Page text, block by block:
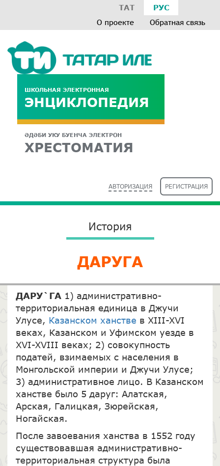
ТАТ РУС
О проекте Обратная связь
ШКОЛЬНАЯ ЭЛЕКТРОННАЯ
ЭНЦИКЛОПЕДИЯ
ӘДӘБИ УКУ БУЕНЧА ЭЛЕКТРОН
ХРЕСТОМАТИЯ
АВТОРИЗАЦИЯ РЕГИСТРАЦИЯ
История
ДАРУГА
ДАРУ`ГА 1) административно-
территориальная единица в Джучи
Улусе, Казанском ханстве в XIII-XVI
веках, Казанском и Уфимском уезде в
XVI-XVIII веках; 2) совокупность
податей, взимаемых с населения в
Монгольской империи и Джучи Улусе;
3) административное лицо. В Казанском
ханстве было 5 даруг: Алатская,
Арская, Галицкая, Зюрейская,
Ногайская.
После завоевания ханства в 1552 году
существовавшая административно-
территориальная структура была